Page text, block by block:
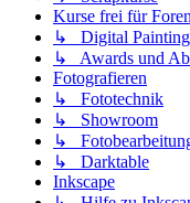
Kurse frei für
↳ Digital Painting
↳ Awards und
Fotografieren
↳ Fototechnik
↳ Showroom
↳
↳ Darktable
Inkscape